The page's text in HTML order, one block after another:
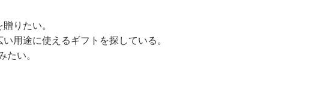
りたい。
用途に使えるギフトを探している。
たい。